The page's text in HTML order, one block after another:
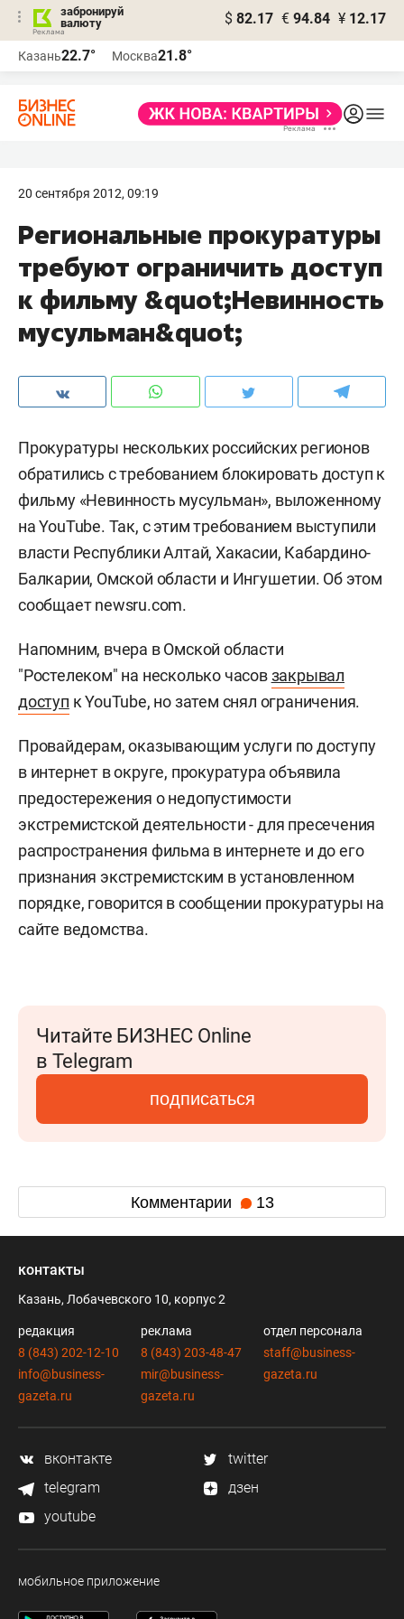
забронируй
валюту
$ 82.17 € 94.84 ¥ 12.17
Казань22.7° Москва21.8°
20 сентября 2012, 09:19
Региональные прокуратуры
требуют ограничить доступ
к фильму &quot;Невинность
мусульман&quot;
Прокуратуры нескольких российских регионов
обратились с требованием блокировать доступ к
фильму «Невинность мусульман», выложенному
на YouTube. Так, с этим требованием выступили
власти Республики Алтай, Хакасии, Кабардино-
Балкарии, Омской области и Ингушетии. Об этом
сообщает newsru.com.
Напомним, вчера в Омской области
"Ростелеком" на несколько часовзакрывал
доступ к YouTube, но затем снял ограничения.
Провайдерам, оказывающим услуги по доступу
в интернет в округе, прокуратура объявила
предостережения о недопустимости
экстремистской деятельности - для пресечения
распространения фильма в интернете и до его
признания экстремистским в установленном
порядке, говорится в сообщении прокуратуры на
сайте ведомства.
Читайте БИЗНЕС Online
в Telegram
подписаться
Комментарии 13
контакты
Казань, Лобачевского 10, корпус 2
редакция
8 (843) 202-12-10
info@business-
gazeta.ru
реклама
8 (843) 203-48-47
mir@business-
gazeta.ru
отдел персонала
staff@business-
gazeta.ru
вконтакте
twitter
telegram
дзен
youtube
мобильное приложение